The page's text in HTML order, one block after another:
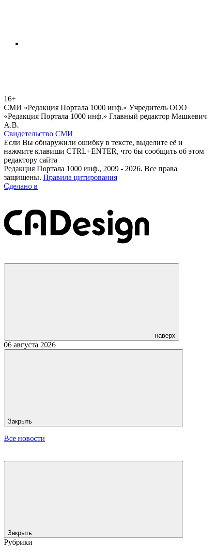
16+
СМИ «Редакция Портала 1000 инф.» Учредитель ООО
«Редакция Портала 1000 инф.» Главный редактор Машкевич
А.В.
Свидетельство СМИ
Если Вы обнаружили ошибку в тексте, выделите её и
нажмите клавиши CTRL+ENTER, что бы сообщить об этом
редактору сайта
Редакция Портала 1000 инф., 2009 - 2026. Все права
защищены. Правила цитирования
Сделано в
наверх
06 августа 2026
Закрыть
Все новости
Закрыть
Рубрики